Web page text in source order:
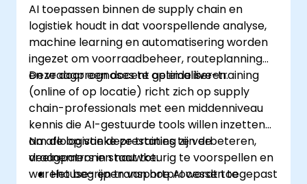
Digitale tools in te zetten voor betere
S&OP-beslissingen.
AI toepassen binnen de supply chain en
logistiek houdt in dat voorspellende analyse,
machine learning en automatisering worden
ingezet om voorraadbeheer, routeplanning
en vraagprognoses te optimaliseren.
Deze door een docent geleide live-training
(online of op locatie) richt zich op supply
chain-professionals met een middenniveau
kennis die AI-gestuurde tools willen inzetten
om de logistieke prestaties te verbeteren,
vraagpatronen nauwkeurig te voorspellen en
warehouse- en transportprocessen te
Na afloop van deze training zijn de
deelnemers in staat tot:
Het begrijpen van hoe AI wordt toegepast